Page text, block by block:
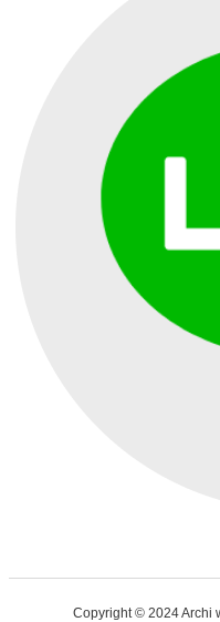
Copyright © 2024 Archi